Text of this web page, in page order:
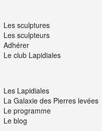
Les sculptures
Les sculpteurs
Adhérer
Le club Lapidiales
Les Lapidiales
La Galaxie des Pierres levées
Le programme
Le blog